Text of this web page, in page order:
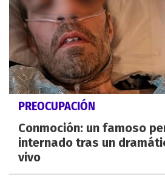
PREOCUPACIÓN
Conmoción: un famoso
internado tras un
vivo